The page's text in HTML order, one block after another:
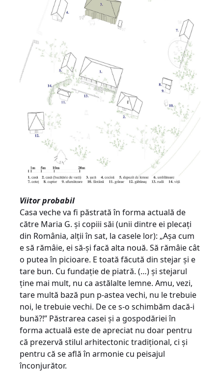
Viitor probabil
Casa veche va fi păstrată în forma actuală de
către Maria G. şi copiii săi (unii dintre ei plecaţi
din România, alţii în sat, la casele lor): „Aşa cum
e să rămâie, ei să-şi facă alta nouă. Să rămâie cât
o putea în picioare. E toată făcută din stejar şi e
tare bun. Cu fundaţie de piatră. (…) şi stejarul
ţine mai mult, nu ca astălalte lemne. Amu, vezi,
tare multă bază pun p-astea vechi, nu le trebuie
noi, le trebuie vechi. De ce s-o schimbăm dacă-i
bună?!” Păstrarea casei şi a gospodăriei în
forma actuală este de apreciat nu doar pentru
că prezervă stilul arhitectonic tradiţional, ci şi
pentru că se află în armonie cu peisajul
înconjurător.